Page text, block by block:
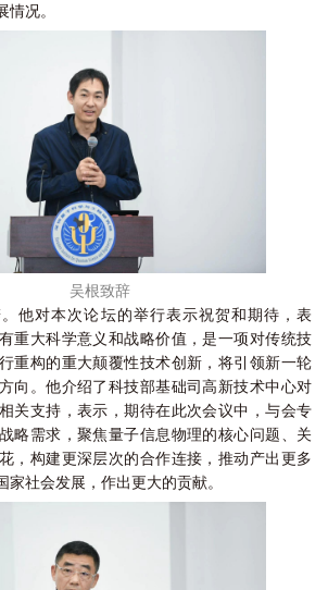
情况。
吴根致辞
他对本次论坛的举行表示祝贺和期待，表
重大科学意义和战略价值，是一项对传统技
重构的重大颠覆性技术创新，将引领新一轮
向。他介绍了科技部基础司高新技术中心对
关支持，表示，期待在此次会议中，与会专
略需求，聚焦量子信息物理的核心问题、关
，构建更深层次的合作连接，推动产出更多
家社会发展，作出更大的贡献。